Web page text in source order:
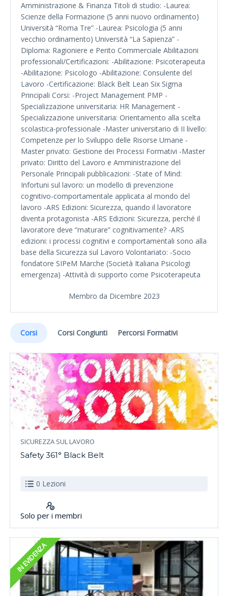
Amministrazione & Finanza Titoli di studio: -Laurea:
Scienze della Formazione (5 anni nuovo ordinamento)
Università “Roma Tre” -Laurea: Psicologia (5 anni
vecchio ordinamento) Università “La Sapienza” -
Diploma: Ragioniere e Perito Commerciale Abilitazioni
professionali/Certificazioni: -Abilitazione: Psicoterapeuta
-Abilitazione: Psicologo -Abilitazione: Consulente del
Lavoro -Certificazione: Black Belt Lean Six Sigma
Principali Corsi: -Project Management PMP -
Specializzazione universitaria: HR Management -
Specializzazione universitaria: Orientamento alla scelta
scolastica-professionale -Master universitario di II livello:
Competenze per lo Sviluppo delle Risorse Umane -
Master privato: Gestione dei Processi Formativi -Master
privato: Diritto del Lavoro e Amministrazione del
Personale Principali pubblicazioni: -State of Mind:
Infortuni sul lavoro: un modello di prevenzione
cognitivo-comportamentale applicata al mondo del
lavoro -ARS Edizioni: Sicurezza, quando il lavoratore
diventa protagonista -ARS Edizioni: Sicurezza, perché il
lavoratore deve “maturare” cognitivamente? -ARS
edizioni: i processi cognitivi e comportamentali sono alla
base della Sicurezza sul Lavoro Volontariato: -Socio
fondatore SIPeM Marche (Società Italiana Psicologi
emergenza) -Attività di supporto come Psicoterapeuta
Membro da Dicembre 2023
Corsi Corsi Congiunti Percorsi Formativi
SICUREZZA SUL LAVORO
Safety 361° Black Belt
0 Lezioni
Solo per i membri
IN EVIDENZA